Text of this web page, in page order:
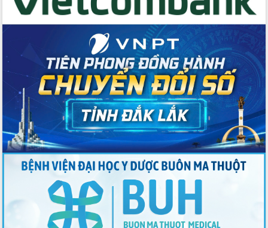
Du lịch Đắk Lắk nâng tầm trải nghiệm
du khách thông qua Hệ thống cơ sở dữ
Tập huấn ứng dụng trí tuệ nhân tạo (AI)
trong thương mại điện tử năm 2026
Đoàn đại biểu Quốc hội tỉnh Đắk Lắk
trao đổi thông tin trước Kỳ họp thứ
nhất, Quốc hội khóa XVI
Quyết liệt cải cách hành chính, khơi
thông nguồn lực phát triển
Nâng cao hiệu lực, hiệu quả HĐND
tỉnh thông qua hiện đại hóa hành chính
Xã Ea Phê gắn cải cách hành chính với
Phó Chủ tịch Thường trực UBND tỉnh
Hồ Thị Nguyên Thảo làm việc tại Trung
tâm Phục vụ hành chính công xã Ea